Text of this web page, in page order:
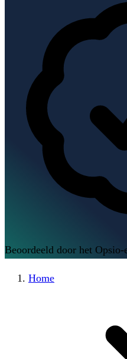
Beoordeeld door het Opsio-
Home